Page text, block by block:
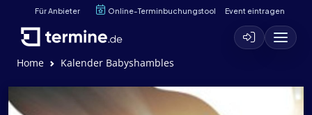
Für Anbieter Online-Terminbuchungstool Event eintragen
Home Kalender Babyshambles